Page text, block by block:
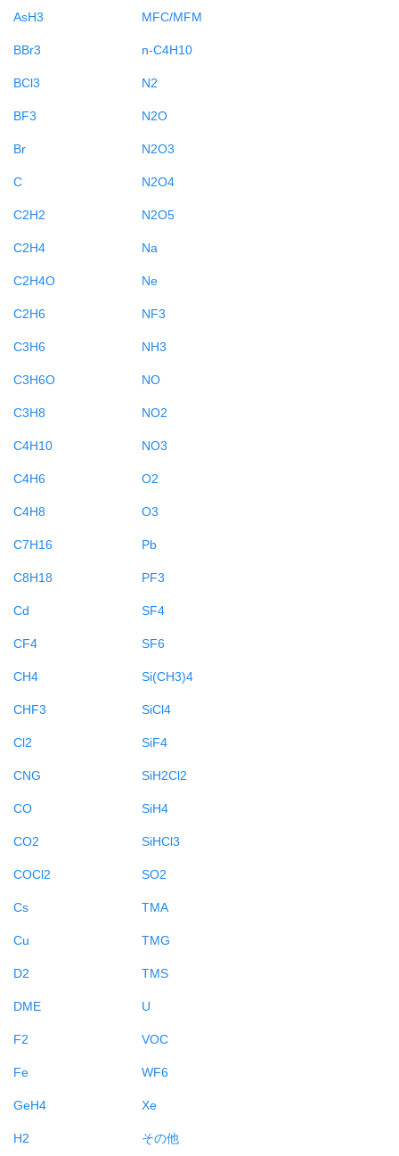
AsH3
BBr3
BCl3
BF3
Br
C
C2H2
C2H4
C2H4O
C2H6
C3H6
C3H6O
C3H8
C4H10
C4H6
C4H8
C7H16
C8H18
Cd
CF4
CH4
CHF3
Cl2
CNG
CO
CO2
COCl2
Cs
Cu
D2
DME
F2
Fe
GeH4
H2
MFC/MFM
n-C4H10
N2
N2O
N2O3
N2O4
N2O5
Na
Ne
NF3
NH3
NO
NO2
NO3
O2
O3
Pb
PF3
SF4
SF6
Si(CH3)4
SiCl4
SiF4
SiH2Cl2
SiH4
SiHCl3
SO2
TMA
TMG
TMS
U
VOC
WF6
Xe
その他